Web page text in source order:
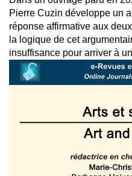
Pierre Cuzin développe un
réponse affirmative aux
la logique de cet
insuffisance pour arriver à